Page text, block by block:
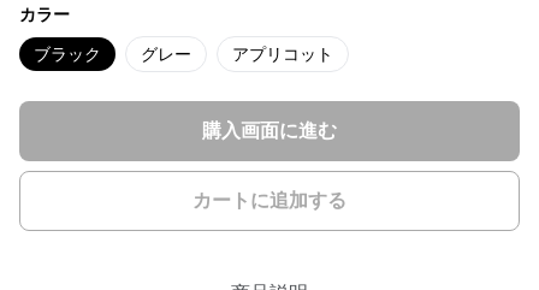
カラー
ブラック グレー アプリコット
購入画面に進む
カートに追加する